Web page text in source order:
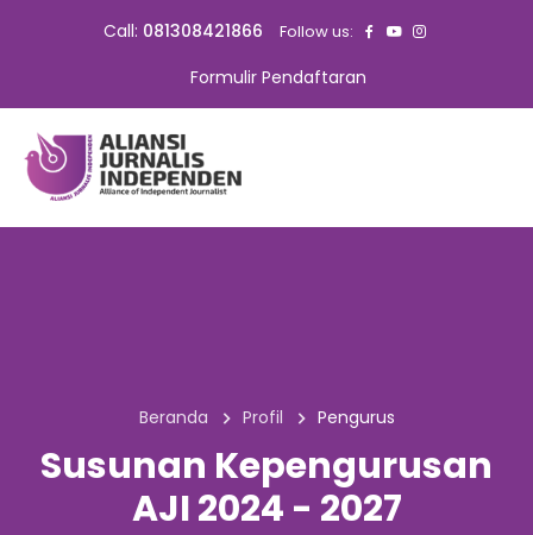
Call: 081308421866 Follow us:
Formulir Pendaftaran
Beranda Profil Pengurus
Susunan Kepengurusan
AJI 2024 - 2027